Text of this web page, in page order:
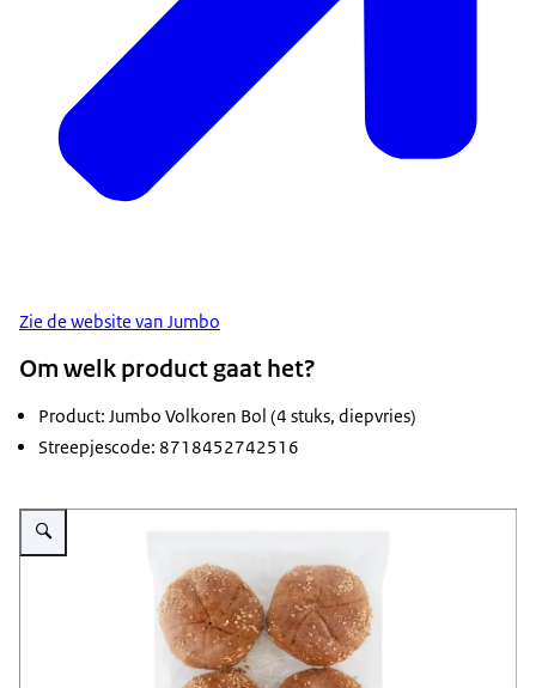
Zie de website van Jumbo
Om welk product gaat het?
Product: Jumbo Volkoren Bol (4 stuks, diepvries)
Streepjescode: 8718452742516
Vergroot afbeelding 4 volkorenbollen in cellofaan verpakking